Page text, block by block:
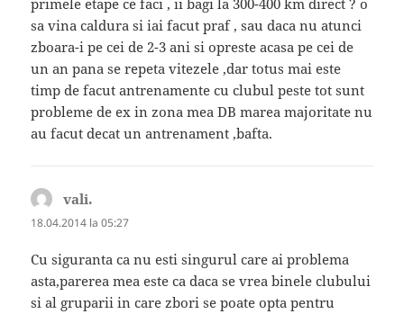
primele etape ce faci , ii bagi la 300-400 km direct ? o
sa vina caldura si iai facut praf , sau daca nu atunci
zboara-i pe cei de 2-3 ani si opreste acasa pe cei de
un an pana se repeta vitezele ,dar totus mai este
timp de facut antrenamente cu clubul peste tot sunt
probleme de ex in zona mea DB marea majoritate nu
au facut decat un antrenament ,bafta.
vali.
18.04.2014 la 05:27
Cu siguranta ca nu esti singurul care ai problema
asta,parerea mea este ca daca se vrea binele clubului
si al gruparii in care zbori se poate opta pentru